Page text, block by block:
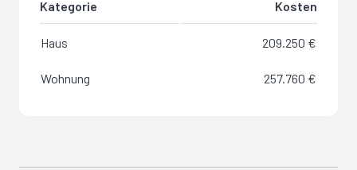
Kategorie Kosten
Haus 209.250 €
Wohnung 257.760 €